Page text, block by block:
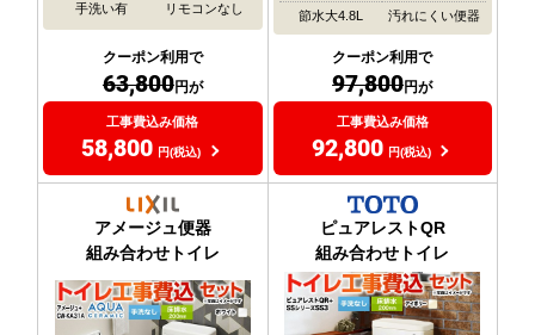
手洗い有 リモコンなし
クーポン利用で
63,800円が
工事費込み価格
58,800 円(税込)
節水大4.8L
汚れにくい便器
クーポン利用で
97,800円が
工事費込み価格
92,800 円(税込)
アメージュ便器
組み合わせトイレ
ピュアレストQR
組み合わせトイレ